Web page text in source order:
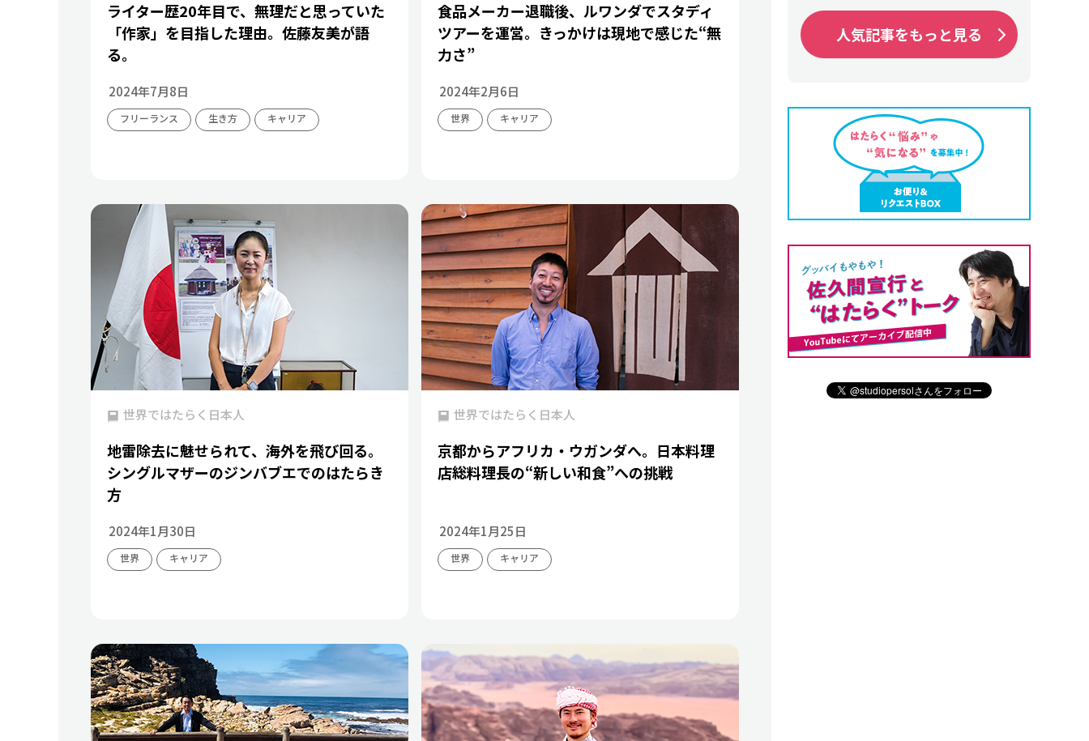
ライター歴20年目で、無理だと思っていた
「作家」を目指した理由。佐藤友美が語
る。
2024年7月8日
フリーランス 生き方 キャリア
食品メーカー退職後、ルワンダでスタディ
ツアーを運営。きっかけは現地で感じた“無
力さ”
2024年2月6日
世界 キャリア
世界ではたらく日本人
地雷除去に魅せられて、海外を飛び回る。
シングルマザーのジンバブエでのはたらき
方
2024年1月30日
世界 キャリア
世界ではたらく日本人
京都からアフリカ・ウガンダへ。日本料理
店総料理長の“新しい和食”への挑戦
2024年1月25日
世界 キャリア
人気記事をもっと見る